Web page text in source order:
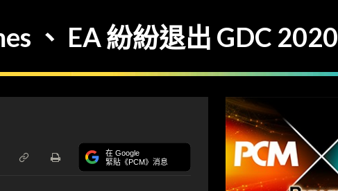
、 EA 紛紛退出 GDC 2020
在 Google
緊貼《PCM》消息